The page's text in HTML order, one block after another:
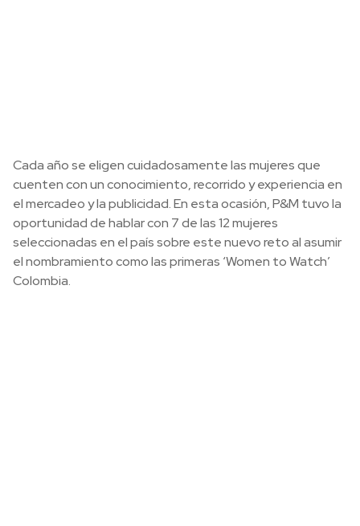
Cada año se eligen cuidadosamente las mujeres que
cuenten con un conocimiento, recorrido y experiencia en
el mercadeo y la publicidad. En esta ocasión, P&M tuvo la
oportunidad de hablar con 7 de las 12 mujeres
seleccionadas en el país sobre este nuevo reto al asumir
el nombramiento como las primeras ‘Women to Watch’
Colombia.